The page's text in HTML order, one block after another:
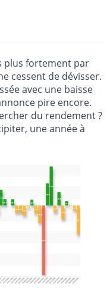
plus fortement par
cessent de dévisser.
avec une baisse
pire encore.
du rendement ?
une année à